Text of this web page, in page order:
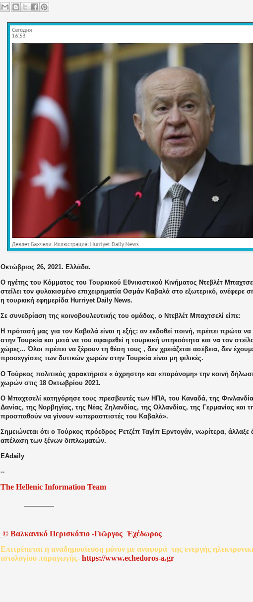
Οκτώβριος 26, 2021. Ελλάδα.
Ο ηγέτης του Κόμματος του Τουρκικού Εθνικιστικού Κινήματος Ντεβλέτ
στείλει τον φυλακισμένο επιχειρηματία Οσμάν Καβαλά στο εξωτερικό, ανέφερε
η τουρκική εφημερίδα Hurriyet Daily News.
Σε συνεδρίαση της κοινοβουλευτικής του ομάδας, ο Ντεβλέτ Μπαχτσελί είπε:
Η πρότασή μας για τον Καβαλά είναι η εξής: αν εκδοθεί ποινή, πρέπει πρώτα να
στην Τουρκία και μετά να του αφαιρεθεί η τουρκική υπηκοότητα και να τον
χώρες... Όλοι πρέπει να ξέρουν τη θέση τους , δεν χρειάζεται ασέβεια, δεν
προσεγγίσεις των δυτικών χωρών στην Τουρκία είναι μη φιλικές.
Ο Τούρκος πολιτικός χαρακτήρισε « άχρηστη» και «παράνομη» την κοινή
χωρών στις 18 Οκτωβρίου 2021.
Ο Μπαχτσελί κατηγόρησε τους πρεσβευτές των ΗΠΑ, του Καναδά, της
Δανίας, της Νορβηγίας, της Νέας Ζηλανδίας, της Ολλανδίας, της Γερμανίας και
προσπαθούν να γίνουν «υπερασπιστές του Καβαλά».
Σημειώνεται ότι ο Τούρκος πρόεδρος Ρετζέπ Ταγίπ Ερντογάν, νωρίτερα,
απέλαση των ξένων διπλωματών.
EAdaily
--
The Hellenic Information Team
© Βαλκανικό Περισκόπιο -Γιῶργος Ἐχέδωρος
Επιτρέπεται η αναδημοσίευση μόνον με αναφορά της ενεργής
ιστολογίου παραγωγής- https://www.echedoros-a.gr